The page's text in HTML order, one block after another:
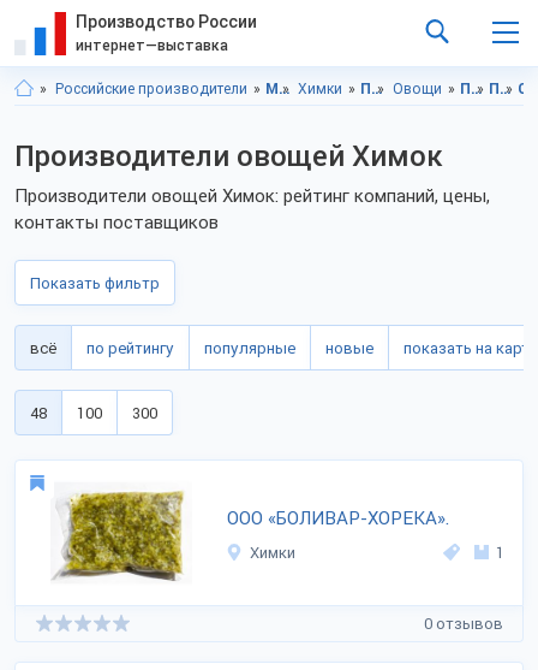
Производство России
интернет—выставка
Российские производители Московская область Химки Продукты питания Овощи Продукты питания, Московская область Продукты питания, Химки
Производители овощей Химок
Производители овощей Химок: рейтинг компаний, цены,
контакты поставщиков
Показать фильтр
всё по рейтингу популярные новые показать на карте
48 100 300
ООО «БОЛИВАР-ХОРЕКА».
Химки 1
0 отзывов